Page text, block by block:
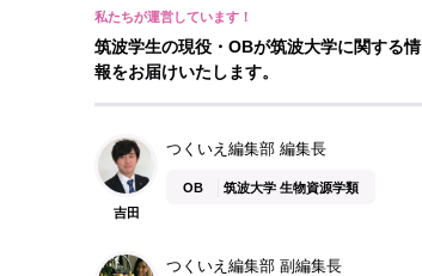
筑波学生の現役・OBが筑波大学に関する情
報をお届けいたします。
吉田
つくいえ編集部 編集長
OB 筑波大学 生物資源学類
つくいえ編集部 副編集長